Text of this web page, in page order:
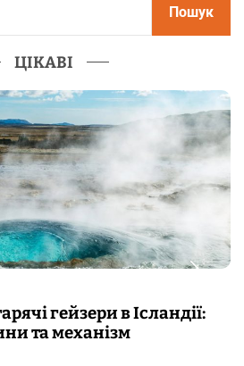
Пошук
ЦІКАВІ
з’являються мурашки на
пілоерекції